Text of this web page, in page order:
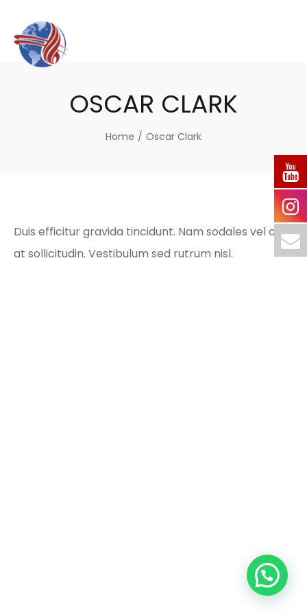
OSCAR CLARK
Home / Oscar Clark
Duis efficitur gravida tincidunt. Nam sodales vel odio
at sollicitudin. Vestibulum sed rutrum nisl.